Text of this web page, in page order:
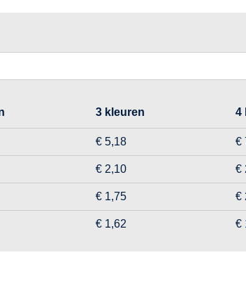
3 kleuren 4
€ 5,18 €
€ 2,10 €
€ 1,75 €
€ 1,62 €